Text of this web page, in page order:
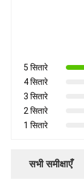
5 सितारे
4 सितारे
3 सितारे
2 सितारे
1 सितारे
सभी समीक्षाएँ